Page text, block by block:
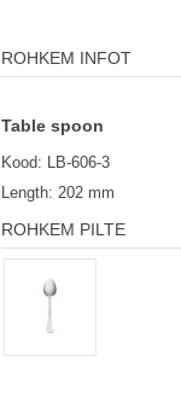
ROHKEM INFOT
Table spoon
Kood: LB-606-3
Length: 202 mm
ROHKEM PILTE